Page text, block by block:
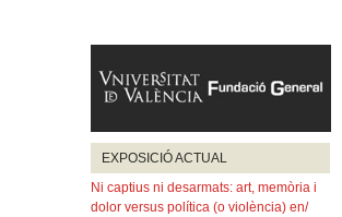
EXPOSICIÓ ACTUAL
Ni captius ni desarmats: art, memòria i
dolor versus política (o violència) en/